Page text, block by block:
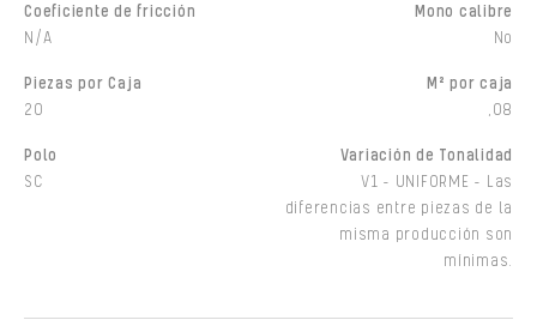
Coeficiente de fricción
N/A
Mono calibre
No
Piezas por Caja
20
M² por caja
,08
Polo
SC
Variación de Tonalidad
V1 - UNIFORME - Las
diferencias entre piezas de la
misma producción son
mínimas.